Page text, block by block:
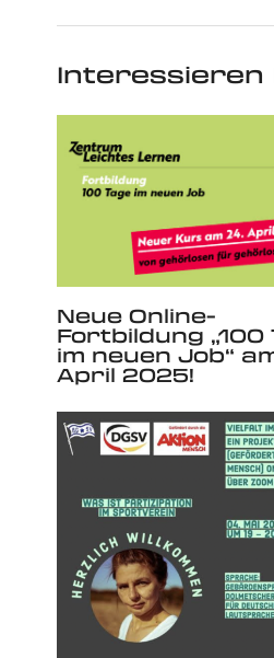
Interessieren
Neue Online-
Fortbildung „100
im neuen Job“
April 2025!